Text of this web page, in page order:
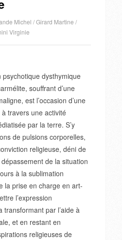
Michel /Girard Martine /
Virginie
dysthymique
souffrant d’une
est l’occasion d’une
travers une activité
par la terre. S’y
de pulsions corporelles,
religieuse, déni de
de la situation
à la sublimation
la prise en charge en art-
l’expression
transformant par l’aide à
et en restant en
religieuses de